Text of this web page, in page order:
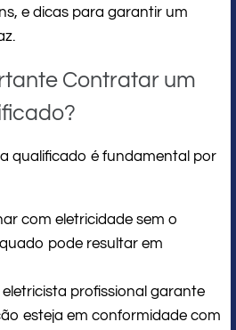
e dicas para garantir um
Contratar um
qualificado é fundamental por
com eletricidade sem o
pode resultar em
profissional garante
esteja em conformidade com